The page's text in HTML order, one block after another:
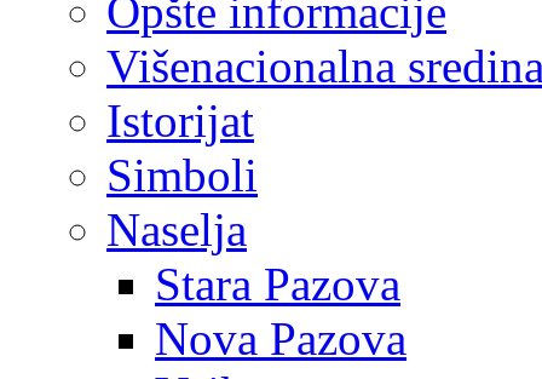
Opšte informacije
Višenacionalna
Istorijat
Simboli
Naselja
Stara Pazova
Nova Pazova